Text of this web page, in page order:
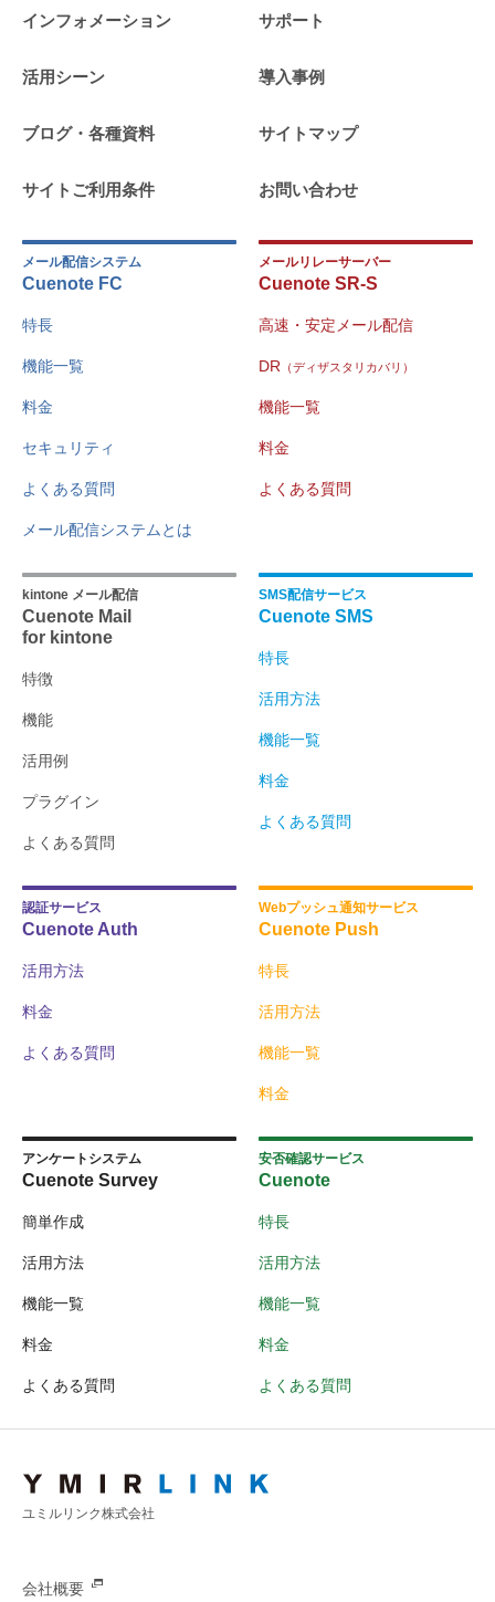
インフォメーション サポート
活用シーン 導入事例
ブログ・各種資料 サイトマップ
サイトご利用条件 お問い合わせ
メール配信システム
Cuenote FC
特長
機能一覧
料金
セキュリティ
よくある質問
メール配信システムとは
メールリレーサーバー
Cuenote SR-S
高速・安定メール配信
DR （ディザスタリカバリ）
機能一覧
料金
よくある質問
kintone メール配信
Cuenote Mail
for kintone
特徴
機能
活用例
プラグイン
よくある質問
SMS配信サービス
Cuenote SMS
特長
活用方法
機能一覧
料金
よくある質問
認証サービス
Cuenote Auth
活用方法
料金
よくある質問
Webプッシュ通知サービス
Cuenote Push
特長
活用方法
機能一覧
料金
アンケートシステム
Cuenote Survey
簡単作成
活用方法
機能一覧
料金
よくある質問
安否確認サービス
Cuenote
特長
活用方法
機能一覧
料金
よくある質問
ユミルリンク株式会社
会社概要